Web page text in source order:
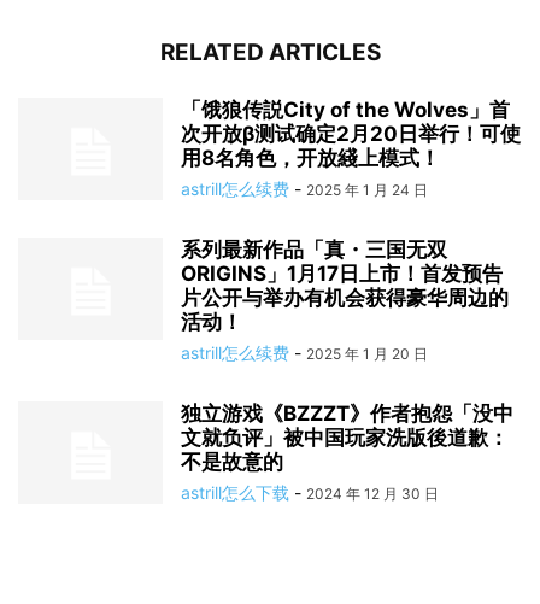
RELATED ARTICLES
「饿狼传説City of the Wolves」首
次开放β测试确定2月20日举行！可使
用8名角色，开放綫上模式！
astrill怎么续费 - 2025 年 1 月 24 日
系列最新作品「真・三国无双
ORIGINS」1月17日上市！首发预告
片公开与举办有机会获得豪华周边的
活动！
astrill怎么续费 - 2025 年 1 月 20 日
独立游戏《BZZZT》作者抱怨「没中
文就负评」被中国玩家洗版後道歉：
不是故意的
astrill怎么下载 - 2024 年 12 月 30 日